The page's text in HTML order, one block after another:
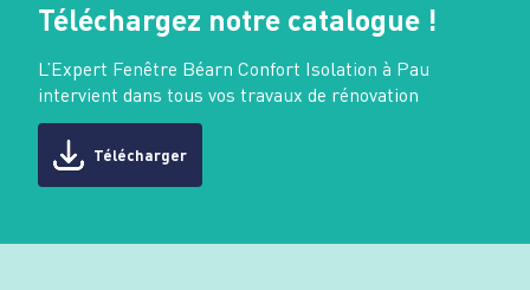
Téléchargez notre catalogue !
L’Expert Fenêtre Béarn Confort Isolation à Pau
intervient dans tous vos travaux de rénovation
Télécharger